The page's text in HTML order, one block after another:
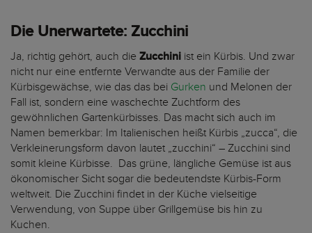
Die Unerwartete: Zucchini
Ja, richtig gehört, auch die Zucchini ist ein Kürbis. Und zwar
nicht nur eine entfernte Verwandte aus der Familie der
Kürbisgewächse, wie das das bei Gurken und Melonen der
Fall ist, sondern eine waschechte Zuchtform des
gewöhnlichen Gartenkürbisses. Das macht sich auch im
Namen bemerkbar: Im Italienischen heißt Kürbis „zucca“, die
Verkleinerungsform davon lautet „zucchini“ – Zucchini sind
somit kleine Kürbisse. Das grüne, längliche Gemüse ist aus
ökonomischer Sicht sogar die bedeutendste Kürbis-Form
weltweit. Die Zucchini findet in der Küche vielseitige
Verwendung, von Suppe über Grillgemüse bis hin zu
Kuchen.